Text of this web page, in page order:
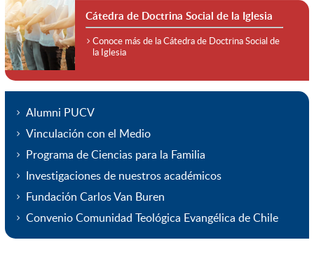
Cátedra de Doctrina Social de la Iglesia
Conoce más de la Cátedra de Doctrina Social de
la Iglesia
Alumni PUCV
Vinculación con el Medio
Programa de Ciencias para la Familia
Investigaciones de nuestros académicos
Fundación Carlos Van Buren
Convenio Comunidad Teológica Evangélica de Chile